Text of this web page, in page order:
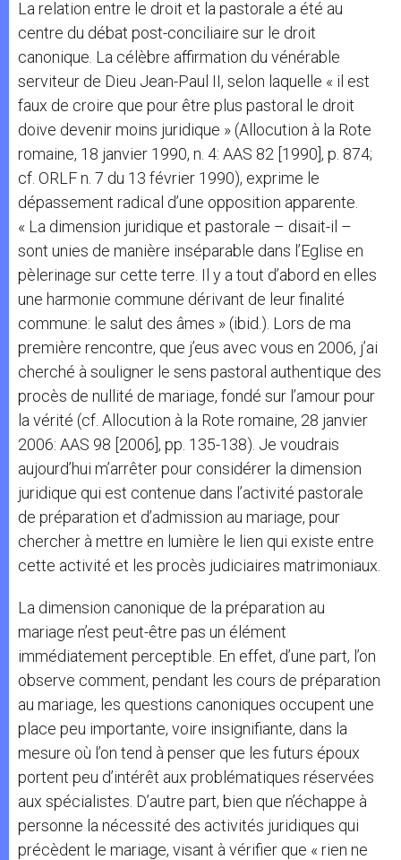
La relation entre le droit et la pastorale a été au
centre du débat post-conciliaire sur le droit
canonique. La célèbre affirmation du vénérable
serviteur de Dieu Jean-Paul II, selon laquelle « il est
faux de croire que pour être plus pastoral le droit
doive devenir moins juridique » (Allocution à la Rote
romaine, 18 janvier 1990, n. 4: AAS 82 [1990], p. 874;
cf. ORLF n. 7 du 13 février 1990), exprime le
dépassement radical d’une opposition apparente.
« La dimension juridique et pastorale – disait-il –
sont unies de manière inséparable dans l’Eglise en
pèlerinage sur cette terre. Il y a tout d’abord en elles
une harmonie commune dérivant de leur finalité
commune: le salut des âmes » (ibid.). Lors de ma
première rencontre, que j’eus avec vous en 2006, j’ai
cherché à souligner le sens pastoral authentique des
procès de nullité de mariage, fondé sur l’amour pour
la vérité (cf. Allocution à la Rote romaine, 28 janvier
2006: AAS 98 [2006], pp. 135-138). Je voudrais
aujourd’hui m’arrêter pour considérer la dimension
juridique qui est contenue dans l’activité pastorale
de préparation et d’admission au mariage, pour
chercher à mettre en lumière le lien qui existe entre
cette activité et les procès judiciaires matrimoniaux.
La dimension canonique de la préparation au
mariage n’est peut-être pas un élément
immédiatement perceptible. En effet, d’une part, l’on
observe comment, pendant les cours de préparation
au mariage, les questions canoniques occupent une
place peu importante, voire insignifiante, dans la
mesure où l’on tend à penser que les futurs époux
portent peu d’intérêt aux problématiques réservées
aux spécialistes. D’autre part, bien que n’échappe à
personne la nécessité des activités juridiques qui
précèdent le mariage, visant à vérifier que « rien ne